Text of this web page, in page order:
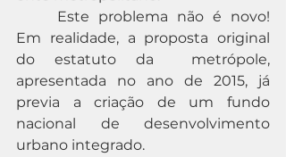
Em realidade, a proposta original
do estatuto da	 metrópole,
apresentada no ano de 2015, já
previa a criação de um fundo
nacional de desenvolvimento
urbano integrado.